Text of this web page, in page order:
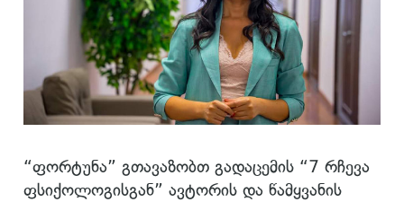
“ფორტუნა” გთავაზობთ გადაცემის “7 რჩევა
ფსიქოლოგისგან” ავტორის და წამყვანის